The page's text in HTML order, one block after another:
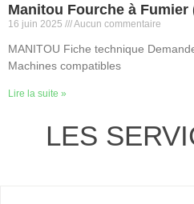
Manitou Fourche à
16 juin 2025 Aucun commentaire
MANITOU Fiche technique
Machines compatibles
Lire la suite »
LES